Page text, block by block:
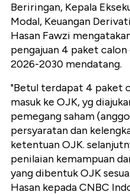
Beriringan, Kepala
Modal, Keuangan
Hasan Fawzi
pengajuan 4 paket
2026-2030 mendatang.
"Betul terdapat 4 paket
masuk ke OJK, yg
pemegang saham
persyaratan dan
ketentuan OJK.
penilaian kemampuan
yang dibentuk OJK
Hasan kepada CNBC